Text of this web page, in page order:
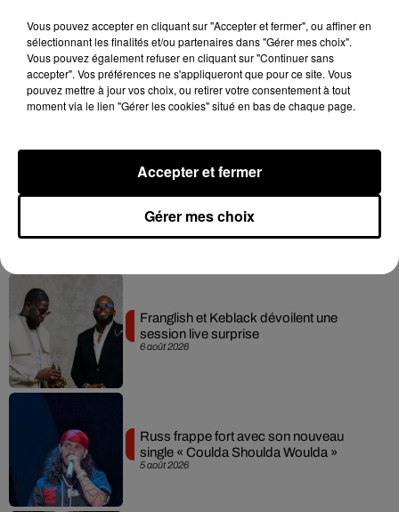
Hip-Hop News
7 août 2026
Moha MMZ dévoile « Mikasa », un
nouveau single entre amour et...
Tayc et Didi B dévoilent le single le plus
dansant de l’année
6 août 2026
Franglish et Keblack dévoilent une
session live surprise
5 août 2026
Russ frappe fort avec son nouveau
single « Coulda Shoulda Woulda »
Vous pouvez accepter en cliquant sur "Accepter et fermer", ou affiner en
sélectionnant les finalités et/ou partenaires dans "Gérer mes choix".
Vous pouvez également refuser en cliquant sur "Continuer sans
accepter". Vos préférences ne s'appliqueront que pour ce site. Vous
pouvez mettre à jour vos choix, ou retirer votre consentement à tout
moment via le lien "Gérer les cookies" situé en bas de chaque page.
Gérer mes choix
Accepter et fermer